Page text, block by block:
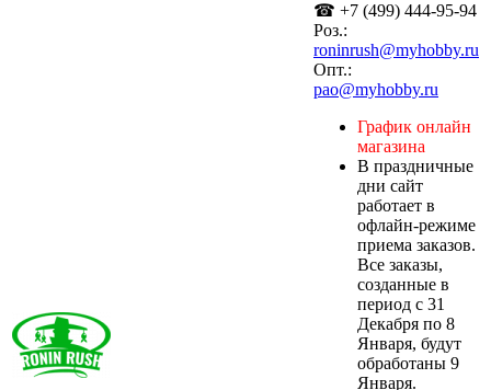
☎ +7 (499) 444-95-94
Роз.:
roninrush@myhobby.ru
Опт.:
pao@myhobby.ru
График онлайн
магазина
В праздничные
дни сайт
работает в
офлайн-режиме
приема заказов.
Все заказы,
созданные в
период с 31
Декабря по 8
Января, будут
обработаны 9
Января.